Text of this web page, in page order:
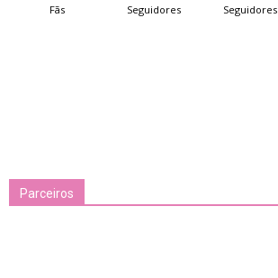
Fãs Seguidores Seguidores
Parceiros